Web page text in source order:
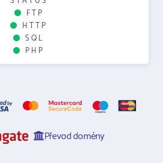
FTP
HTTP
SQL
PHP
Převod domény